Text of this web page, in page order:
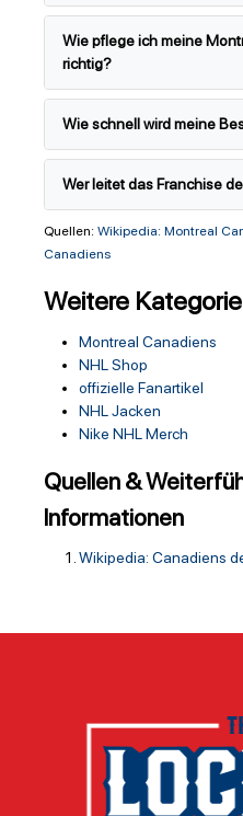
Wie pflege ich meine
richtig?
Wie schnell wird meine
Wer leitet das Franchise
Quellen: Wikipedia: Montreal
Canadiens
Weitere
Montreal Canadiens
NHL Shop
offizielle Fanartikel
NHL Jacken
Nike NHL Merch
Quellen &
Informationen
Wikipedia: Canadiens